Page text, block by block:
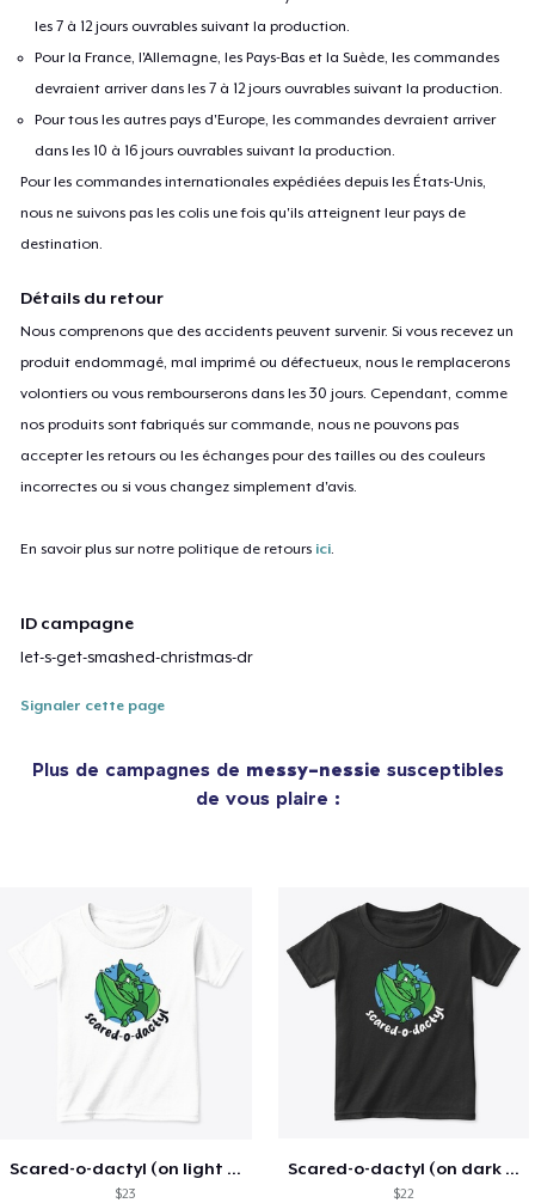
les 7 à 12 jours ouvrables suivant la production.
Pour la France, l'Allemagne, les Pays-Bas et la Suède, les commandes
devraient arriver dans les 7 à 12 jours ouvrables suivant la production.
Pour tous les autres pays d'Europe, les commandes devraient arriver
dans les 10 à 16 jours ouvrables suivant la production.
Pour les commandes internationales expédiées depuis les États-Unis,
nous ne suivons pas les colis une fois qu'ils atteignent leur pays de
destination.
Détails du retour
Nous comprenons que des accidents peuvent survenir. Si vous recevez un
produit endommagé, mal imprimé ou défectueux, nous le remplacerons
volontiers ou vous rembourserons dans les 30 jours. Cependant, comme
nos produits sont fabriqués sur commande, nous ne pouvons pas
accepter les retours ou les échanges pour des tailles ou des couleurs
incorrectes ou si vous changez simplement d'avis.
En savoir plus sur notre politique de retours ici.
ID campagne
let-s-get-smashed-christmas-dr
Signaler cette page
Plus de campagnes de messy-nessie susceptibles
de vous plaire :
Scared-o-dactyl (on light colors)
$23
Scared-o-dactyl (on dark colors)
$22